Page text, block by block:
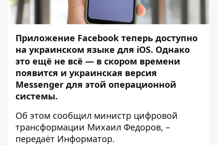
Приложение Facebook теперь доступно
на украинском языке для iOS. Однако
это ещё не всё — в скором времени
появится и украинская версия
Messenger для этой операционной
системы.
Об этом сообщил министр цифровой
трансформации Михаил Федоров, –
передаёт Информатор.